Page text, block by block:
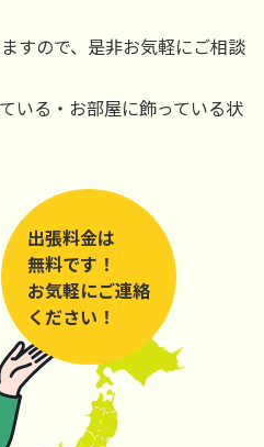
すので、是非お気軽にご相談
いる・お部屋に飾っている状
出張料金は
無料です！
お気軽にご連絡
ください！